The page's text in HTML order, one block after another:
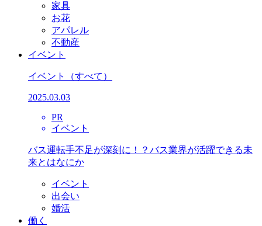
家具
お花
アパレル
不動産
イベント
イベント （すべて）
2025.03.03
PR
イベント
バス運転手不足が深刻に！？バス業界が活躍できる未
来とはなにか
イベント
出会い
婚活
働く